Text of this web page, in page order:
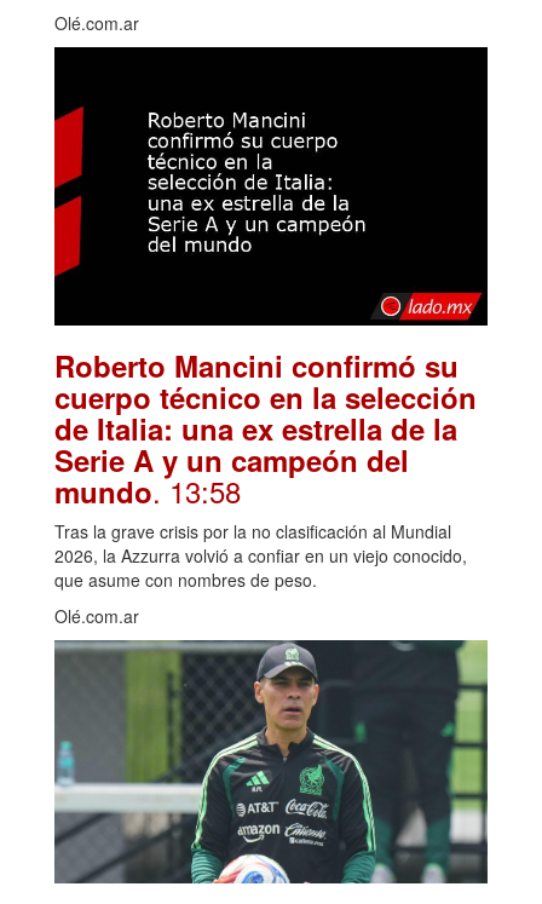
Olé.com.ar
Roberto Mancini confirmó su
cuerpo técnico en la selección
de Italia: una ex estrella de la
Serie A y un campeón del
mundo. 13:58
Tras la grave crisis por la no clasificación al Mundial
2026, la Azzurra volvió a confiar en un viejo conocido,
que asume con nombres de peso.
Olé.com.ar